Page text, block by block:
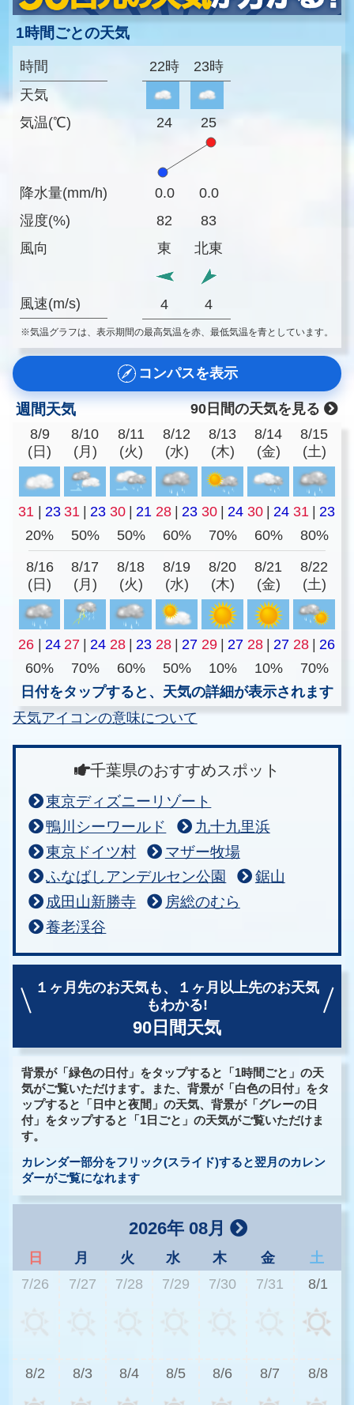
1時間ごとの天気
時間
天気
気温(℃)
降水量(mm/h)
湿度(%)
風向
風速(m/s)
22時 23時
24 25
0.0
0.0
82
83
東
北東
4 4
※気温グラフは、表示期間の最高気温を赤、最低気温を青としています。
コンパスを表示
週間天気
90日間の天気を見る
8/9
(日)
8/10
(月)
8/11
(火)
8/12
(水)
8/13
(木)
8/14
(金)
8/15
(土)
31 | 23 31 | 23 30 | 21 28 | 23 30 | 24 30 | 24 31 | 23
20%
50% 50% 60% 70% 60% 80%
8/16
(日)
8/17
(月)
8/18
(火)
8/19
(水)
8/20
(木)
8/21
(金)
8/22
(土)
26 | 24 27 | 24 28 | 23 28 | 27 29 | 27 28 | 27 28 | 26
60%
70% 60% 50% 10% 10%
70%
日付をタップすると、天気の詳細が表示されます
天気アイコンの意味について
千葉県のおすすめスポット
東京ディズニーリゾート
鴨川シーワールド
九十九里浜
東京ドイツ村
マザー牧場
ふなばしアンデルセン公園
鋸山
成田山新勝寺
房総のむら
養老渓谷
１ヶ月先のお天気も、
１ヶ月以上先のお天気
もわかる!
90日間天気
背景が「緑色の日付」をタップすると「1時間ごと」の天
気がご覧いただけます。また、背景が「白色の日付」をタ
ップすると「日中と夜間」の天気、背景が「グレーの日
付」をタップすると「1日ごと」の天気がご覧いただけま
す。
カレンダー部分をフリック(スライド)すると翌月のカレン
ダーがご覧になれます
2026年 08月
日 月 火 水 木 金
土
7/26
7/27 7/28 7/29 7/30 7/31 8/1
8/2 8/3 8/4 8/5 8/6 8/7 8/8